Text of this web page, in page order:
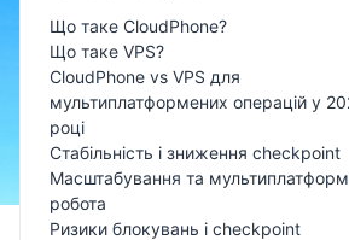
Що таке CloudPhone?
Що таке VPS?
CloudPhone vs VPS для
мультиплатформених операцій у
році
Стабільність і зниження checkpoint
Масштабування та
робота
Ризики блокувань і checkpoint